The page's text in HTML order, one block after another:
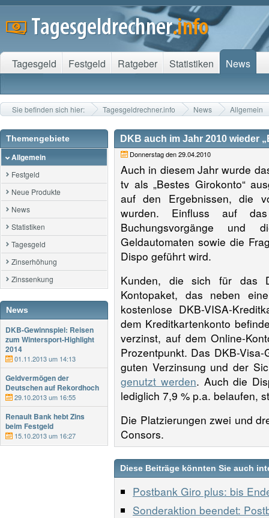
Sie befinden sich hier: Tagesgeldrechner.info News Allgemein
Themengebiete
Allgemein
Festgeld
Neue Produkte
News
Statistiken
Tagesgeld
Zinserhöhung
Zinssenkung
News
DKB-Gewinnspiel: Reisen
zum Wintersport-Highlight
2014
01.11.2013 um 14:13
Geldvermögen der
Deutschen auf Rekordhoch
29.10.2013 um 16:55
Renault Bank hebt Zins
beim Festgeld
15.10.2013 um 16:27
DKB auch im Jahr 2010 wieder
Donnerstag den 29.04.2010
Auch in diesem Jahr wurde
tv als „Bestes Girokonto“
auf den Ergebnissen, die
wurden. Einfluss auf
Buchungsvorgänge und
Geldautomaten sowie die
Dispo geführt wird.
Kunden, die sich für das
Kontopaket, das neben
kostenlose DKB-VISA-
dem Kreditkartenkonto
verzinst, auf dem Online-
Prozentpunkt. Das DKB-
guten Verzinsung und der
genutzt werden. Auch die
lediglich 7,9 % p.a. belaufen,
Die Platzierungen zwei und
Consors.
Diese Beiträge könnten Sie auch
Postbank Giro plus: bis
Sonderaktion beendet:
Tagesgeld Festgeld Ratgeber Statistiken News